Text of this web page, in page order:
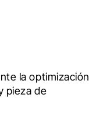
la optimización
pieza de